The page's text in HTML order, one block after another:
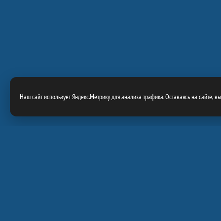
Наш сайт использует Яндекс.Метрику для анализа трафика. Оставаясь на сайте,